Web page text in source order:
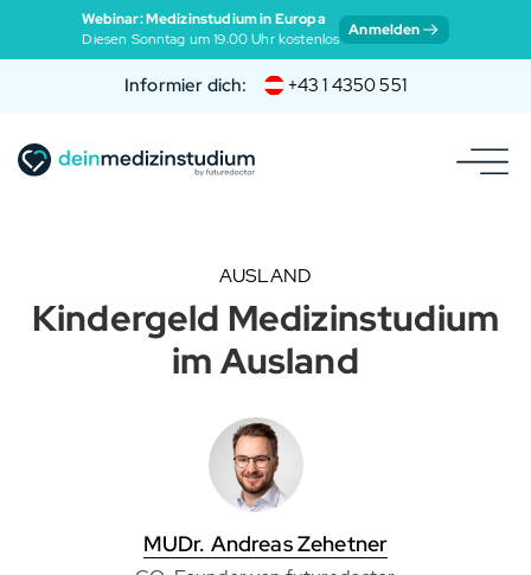
Webinar: Medizinstudium in Europa
Diesen Sonntag um 19:00 Uhr kostenlos Anmelden
Informier dich: +43 1 4350 551
AUSLAND
Kindergeld Medizinstudium
im Ausland
MUDr. Andreas Zehetner